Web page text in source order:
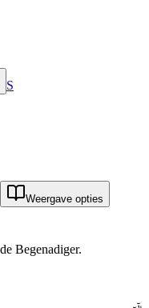
S
Weergave opties
Begenadiger.